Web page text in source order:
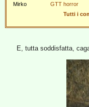
Mirko
GTT horror
Tutti i
E, tutta soddisfatta,